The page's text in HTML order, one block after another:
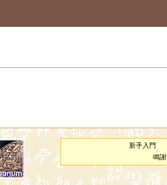
新手入門
鳴謝